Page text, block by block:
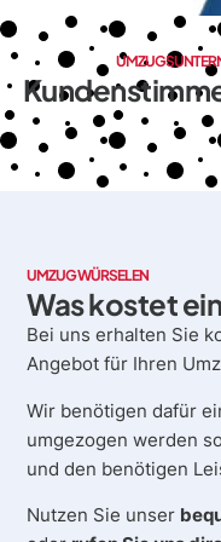
UMZUG WÜRSELEN
Was kostet
Bei uns erhalten Sie
Angebot für Ihren
Wir benötigen dafür
umgezogen werden
und den benötigen
Nutzen Sie unser